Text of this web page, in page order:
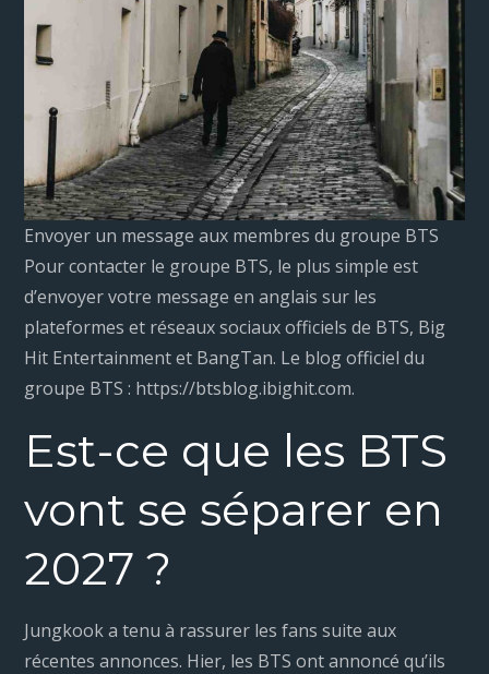
Envoyer un message aux membres du groupe BTS
Pour contacter le groupe BTS, le plus simple est
d’envoyer votre message en anglais sur les
plateformes et réseaux sociaux officiels de BTS, Big
Hit Entertainment et BangTan. Le blog officiel du
groupe BTS : https://btsblog.ibighit.com.
Est-ce que les BTS
vont se séparer en
2027 ?
Jungkook a tenu à rassurer les fans suite aux
récentes annonces. Hier, les BTS ont annoncé qu’ils